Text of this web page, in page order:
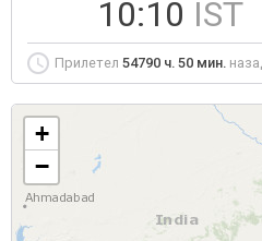
10:10 IST
Прилетел 54790 ч. 50 мин.
+
−